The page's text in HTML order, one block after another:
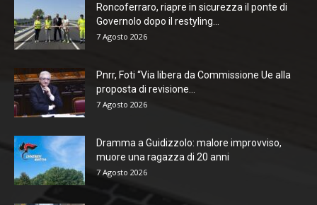
Roncoferraro, riapre in sicurezza il ponte di
Governolo dopo il restyling...
7 Agosto 2026
Pnrr, Foti “Via libera da Commissione Ue alla
proposta di revisione...
7 Agosto 2026
Dramma a Guidizzolo: malore improvviso,
muore una ragazza di 20 anni
7 Agosto 2026